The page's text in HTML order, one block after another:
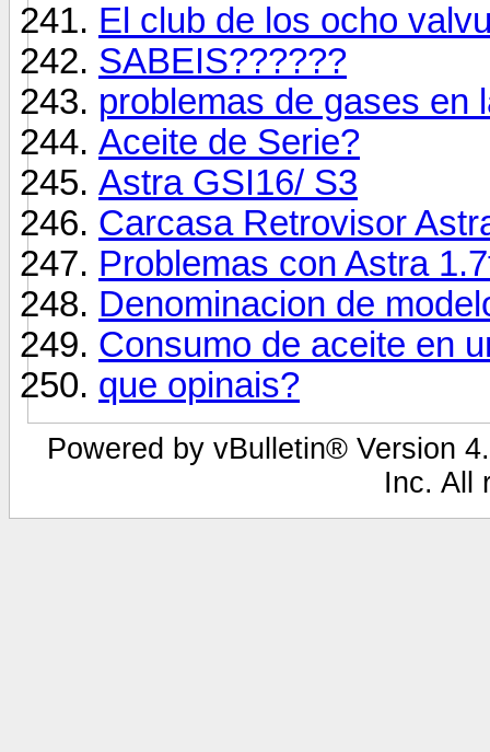
El club de los ocho
SABEIS??????
problemas de gases en
Aceite de Serie?
Astra GSI16/ S3
Carcasa Retrovisor
Problemas con Astra
Denominacion de
Consumo de aceite en
que opinais?
Powered by vBulletin® Version
Inc. All